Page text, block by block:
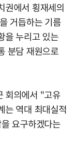
권에서 횡재세의
거듭하는 기름
을 누리고 있는
분담 재원으로
회의에서 "고유
는 역대 최대실적
요구하겠다는